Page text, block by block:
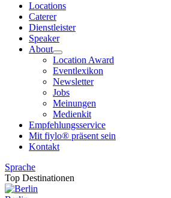
Locations
Caterer
Dienstleister
Speaker
About
Location Award
Eventlexikon
Newsletter
Jobs
Meinungen
Medienkit
Empfehlungsservice
Mit fiylo® präsent sein
Kontakt
Sprache
Top Destinationen